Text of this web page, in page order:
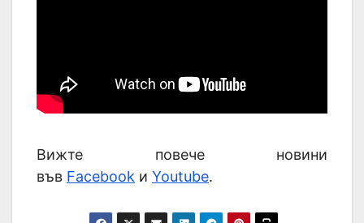
Вижте повече новини
във Facebook и Youtube.